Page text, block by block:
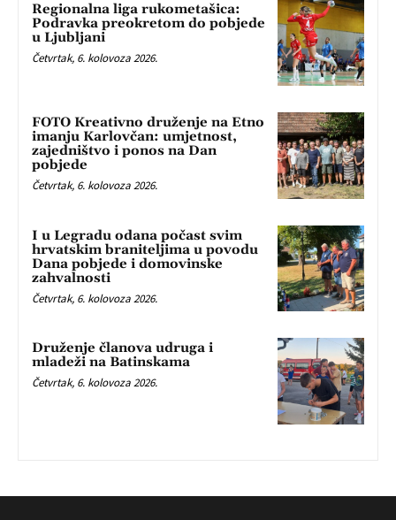
Regionalna liga rukometašica:
Podravka preokretom do pobjede
u Ljubljani
Četvrtak, 6. kolovoza 2026.
FOTO Kreativno druženje na Etno
imanju Karlovčan: umjetnost,
zajedništvo i ponos na Dan
pobjede
Četvrtak, 6. kolovoza 2026.
I u Legradu odana počast svim
hrvatskim braniteljima u povodu
Dana pobjede i domovinske
zahvalnosti
Četvrtak, 6. kolovoza 2026.
Druženje članova udruga i
mladeži na Batinskama
Četvrtak, 6. kolovoza 2026.